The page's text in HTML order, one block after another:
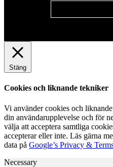
Stäng
Cookies och liknande tekniker
Vi använder cookies och
din användarupplevelse och för
välja att acceptera samtliga
accepterar eller inte. Läs gärna
data på Google’s Privacy &
Necessary